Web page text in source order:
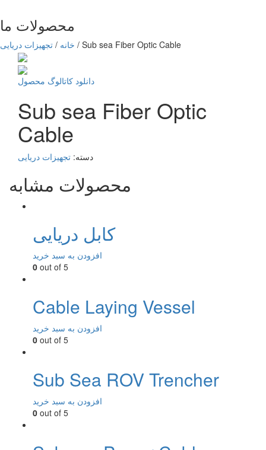
محصولات ما
خانه / تجهیزات دریایی / Sub sea Fiber Optic Cable
دانلود کاتالوگ محصول
Sub sea Fiber Optic
Cable
دسته: تجهیزات دریایی
محصولات مشابه
کابل دریایی
افزودن به سبد خرید
0 out of 5
Cable Laying Vessel
افزودن به سبد خرید
0 out of 5
Sub Sea ROV Trencher
افزودن به سبد خرید
0 out of 5